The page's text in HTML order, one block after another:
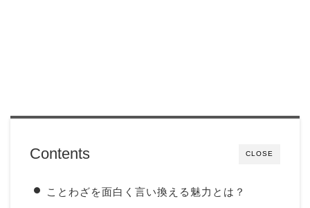
CLOSE
Contents
ことわざを面白く言い換える魅力とは？